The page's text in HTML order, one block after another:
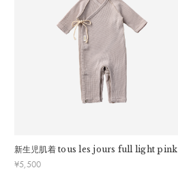
新生児肌着 tous les jours full light pink
¥5,500